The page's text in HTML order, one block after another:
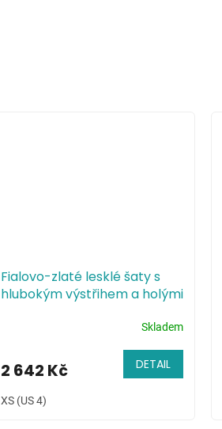
Fialovo-zlaté lesklé šaty s
hlubokým výstřihem a holými
Skladem
2 642 Kč DETAIL
XS (US 4)